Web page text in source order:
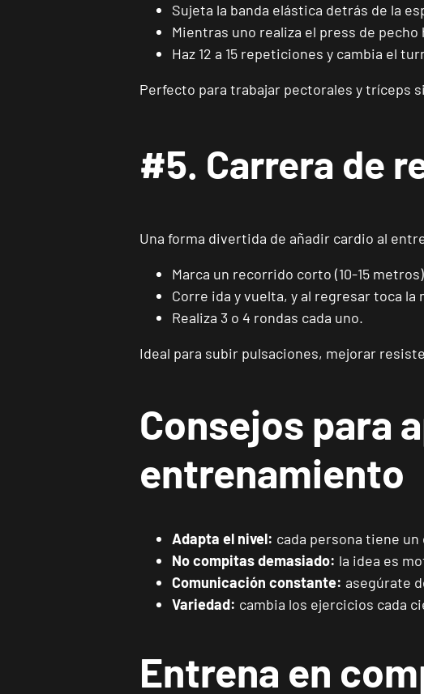
Madrid
C. de Rafael
Madrid
Madrid
Av. Joan
Calle
Avenida de
Elche
Elche
Carrer
Sujeta la banda elástica detrás de la
Mientras uno realiza el press de
Haz 12 a 15 repeticiones y cambia el
Perfecto para trabajar pectorales y tríceps
#5. Carrera de
Una forma divertida de añadir cardio al
Marca un recorrido corto (10-15
Corre ida y vuelta, y al regresar toca
Realiza 3 o 4 rondas cada uno.
Ideal para subir pulsaciones, mejorar
Consejos para
entrenamiento
Adapta el nivel: cada persona tiene
No compitas demasiado: la idea es
Comunicación constante: asegúrate
Variedad: cambia los ejercicios cada
Entrena en